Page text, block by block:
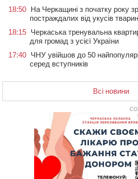
18:50 На Черкащині з початку року
постраждалих від укусів тварин
18:15 Черкаська тренувальна
для громад з усієї України
17:40 ЧНУ увійшов до 50
серед вступників
контейнерний майданчик
16:32
Без розтину грудної
пацієнтці замінили
У Черкаському онкоцентрі
електростанцію за понад пів
У Київській області
фронті жителем
У Черкасах містяни через нову
Всі новини